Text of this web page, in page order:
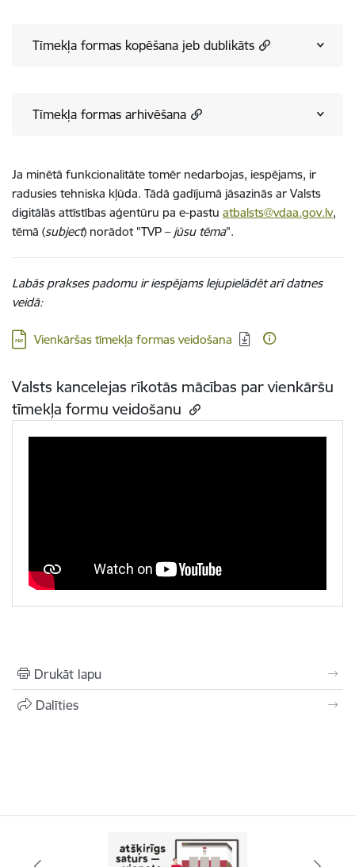
Tīmekļa formas kopēšana jeb dublikāts
Tīmekļa formas arhivēšana
Ja minētā funkcionalitāte tomēr nedarbojas, iespējams, ir
radusies tehniska kļūda. Tādā gadījumā jāsazinās ar Valsts
digitālās attīstības aģentūru pa e-pastu atbalsts@vdaa.gov.lv,
tēmā (subject) norādot "TVP – jūsu tēma".
Labās prakses padomu ir iespējams lejupielādēt arī datnes
veidā:
Lejupielādēt:
Vienkāršas tīmekļa formas veidošana
Valsts kancelejas rīkotās mācības par vienkāršu
tīmekļa formu veidošanu
Drukāt lapu
Dalīties